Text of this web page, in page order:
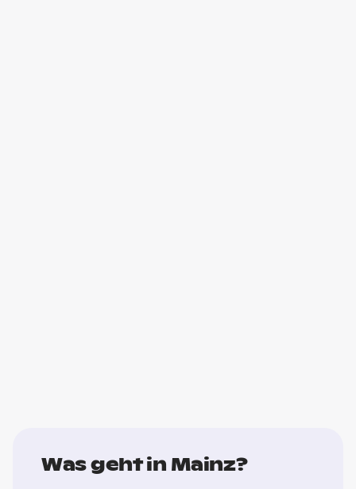
Was geht in Mainz?